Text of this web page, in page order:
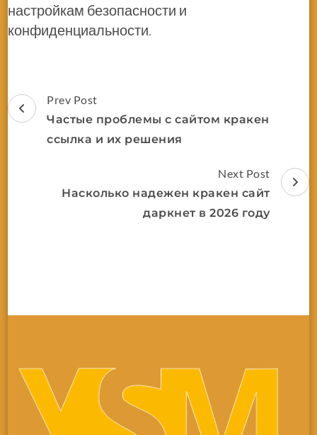
настройкам безопасности и
конфиденциальности.
Prev Post
Частые проблемы с сайтом кракен
ссылка и их решения
Next Post
Насколько надежен кракен сайт
даркнет в 2026 году